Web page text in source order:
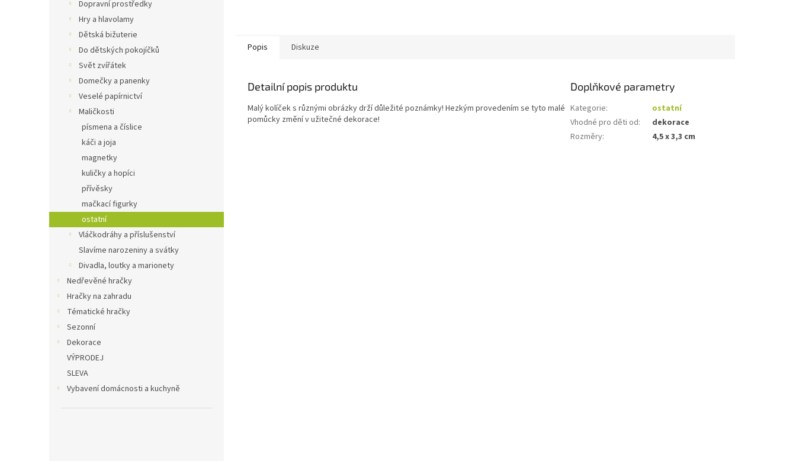
Dopravní prostředky
Hry a hlavolamy
Dětská bižuterie
Do dětských pokojíčků
Svět zvířátek
Domečky a panenky
Veselé papírnictví
Maličkosti
písmena a číslice
káči a joja
magnetky
kuličky a hopíci
přívěsky
mačkací figurky
ostatní
Vláčkodráhy a příslušenství
Slavíme narozeniny a svátky
Divadla, loutky a marionety
Nedřevěné hračky
Hračky na zahradu
Tématické hračky
Sezonní
Dekorace
VÝPRODEJ
SLEVA
Vybavení domácnosti a kuchyně
Popis Diskuze
Detailní popis produktu
Malý kolíček s různými obrázky drží důležité poznámky! Hezkým provedením se tyto malé
pomůcky změní v užitečné dekorace!
Doplňkové parametry
Kategorie:
ostatní
Vhodné pro děti od:
dekorace
Rozměry: 4,5 x 3,3 cm